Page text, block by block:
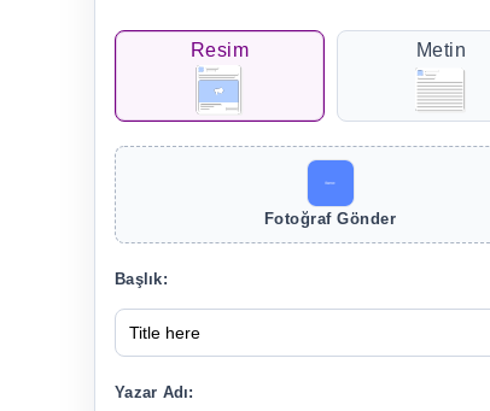
Resim Metin
Fotoğraf Gönder
Başlık:
Yazar Adı: